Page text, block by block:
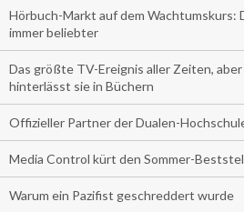
Hörbuch-Markt auf dem Wachtumskurs:
immer beliebter
Das größte TV-Ereignis aller Zeiten,
hinterlässt sie in Büchern
Offizieller Partner der Dualen-
Media Control kürt den Sommer-
Warum ein Pazifist geschreddert wurde